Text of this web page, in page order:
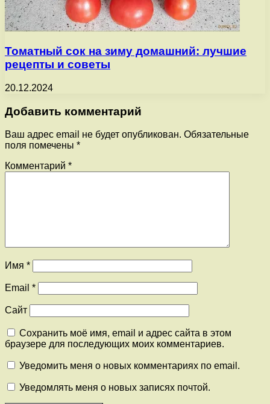
Томатный сок на зиму домашний: лучшие
рецепты и советы
20.12.2024
Добавить комментарий
Ваш адрес email не будет опубликован. Обязательные
поля помечены *
Комментарий *
Имя *
Email *
Сайт
Сохранить моё имя, email и адрес сайта в этом
браузере для последующих моих комментариев.
Уведомить меня о новых комментариях по email.
Уведомлять меня о новых записях почтой.